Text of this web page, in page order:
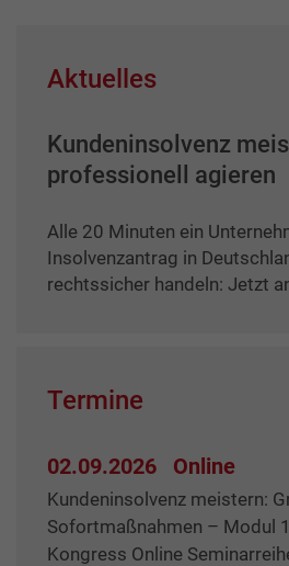
Aktuelles
Kundeninsolvenz
professionell agieren
Alle 20 Minuten ein
Insolvenzantrag in
rechtssicher handeln: Jetzt
Termine
02.09.2026 Online
Kundeninsolvenz meistern:
Sofortmaßnahmen – Modul
Kongress Online